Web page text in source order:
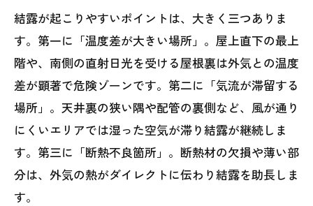
結露が起こりやすいポイントは、大きく三つありま
す。第一に「温度差が大きい場所」。屋上直下の最上
階や、南側の直射日光を受ける屋根裏は外気との温度
差が顕著で危険ゾーンです。第二に「気流が滞留する
場所」。天井裏の狭い隅や配管の裏側など、風が通り
にくいエリアでは湿った空気が滞り結露が継続しま
す。第三に「断熱不良箇所」。断熱材の欠損や薄い部
分は、外気の熱がダイレクトに伝わり結露を助長しま
す。